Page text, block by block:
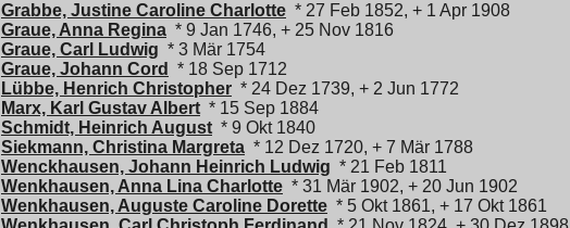
Grabbe, Justine Caroline Charlotte * 27 Feb 1852, + 1 Apr 1908
Graue, Anna Regina * 9 Jan 1746, + 25 Nov 1816
Graue, Carl Ludwig * 3 Mär 1754
Graue, Johann Cord
* 18 Sep 1712
Lübbe, Henrich Christopher * 24 Dez 1739, + 2 Jun 1772
Marx, Karl Gustav Albert * 15 Sep 1884
Schmidt, Heinrich August * 9 Okt 1840
Siekmann, Christina Margreta * 12 Dez 1720, + 7 Mär 1788
Wenckhausen, Johann Heinrich Ludwig * 21 Feb 1811
Wenkhausen, Anna Lina Charlotte * 31 Mär 1902, + 20 Jun 1902
Wenkhausen, Auguste Caroline Dorette * 5 Okt 1861, + 17 Okt 1861